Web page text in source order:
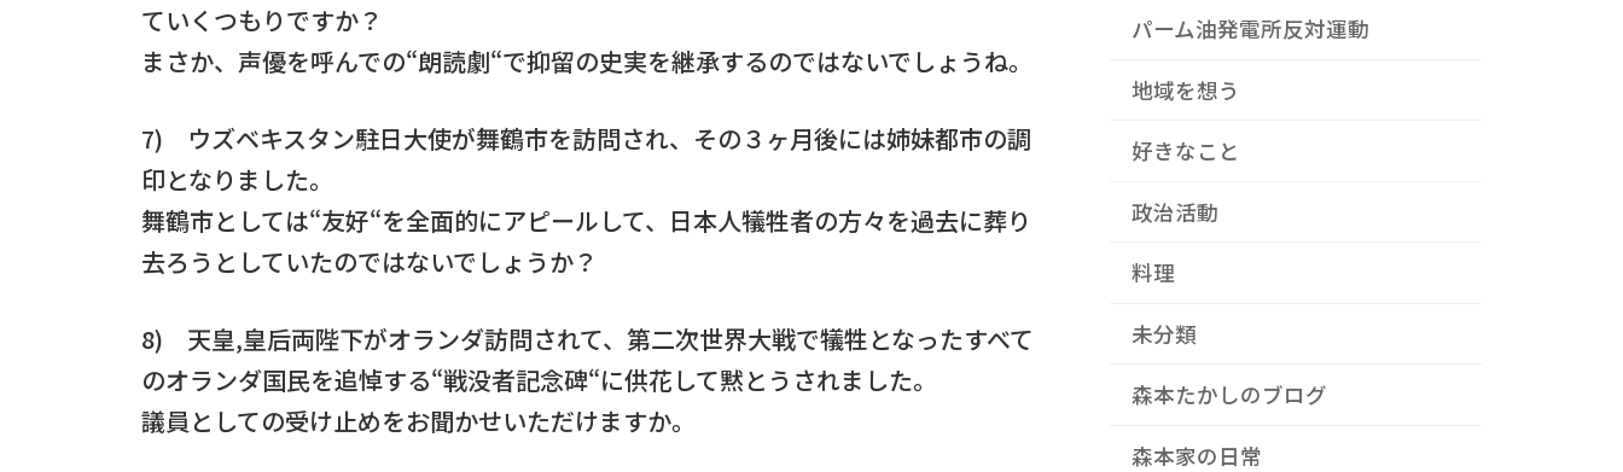
ていくつもりですか？
まさか、声優を呼んでの“朗読劇“で抑留の史実を継承するのではないでしょうね。
7) ウズベキスタン駐日大使が舞鶴市を訪問され、その３ヶ月後には姉妹都市の調
印となりました。
舞鶴市としては“友好“を全面的にアピールして、日本人犠牲者の方々を過去に葬り
去ろうとしていたのではないでしょうか？
8) 天皇,皇后両陛下がオランダ訪問されて、第二次世界大戦で犠牲となったすべて
のオランダ国民を追悼する“戦没者記念碑“に供花して黙とうされました。
議員としての受け止めをお聞かせいただけますか。
パーム油発電所反対運動
地域を想う
好きなこと
政治活動
料理
未分類
森本たかしのブログ
森本家の日常